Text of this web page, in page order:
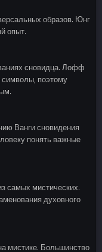
образов. Юнг
опыт.
сновидца. Лофф
символы, поэтому
Ванги сновидения
понять важные
самых мистических.
духовного
мистике. Большинство